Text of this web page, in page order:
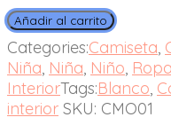
Añadir al carrito
Categories:Camiseta,
Niña, Niña, Niño,
InteriorTags:Blanco,
interior SKU: CMO01